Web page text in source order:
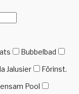
Bubbelbad
Jalusier
Förinst.
Pool